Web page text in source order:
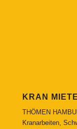
KRAN
THÖMEN
Kranarbeiten,